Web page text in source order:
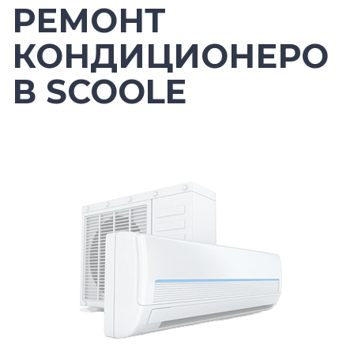
РЕМОНТ
КОНДИЦИОНЕРО
В SCOOLE